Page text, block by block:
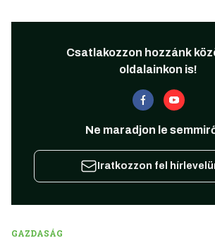
Csatlakozzon hozzánk
oldalainkon is!
Ne maradjon le
Iratkozzon fel
GAZDASÁG